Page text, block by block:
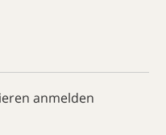
anmelden